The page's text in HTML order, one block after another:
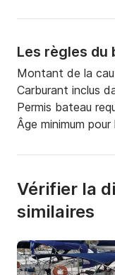
Les règles du
Montant de la
Carburant inclus
Permis bateau
Âge minimum
Vérifier la
similaires